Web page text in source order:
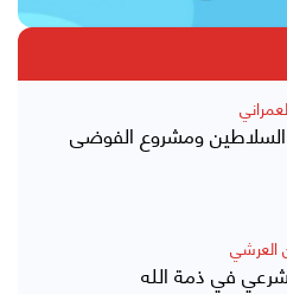
ومشروع الفوضى
في ذمة الله